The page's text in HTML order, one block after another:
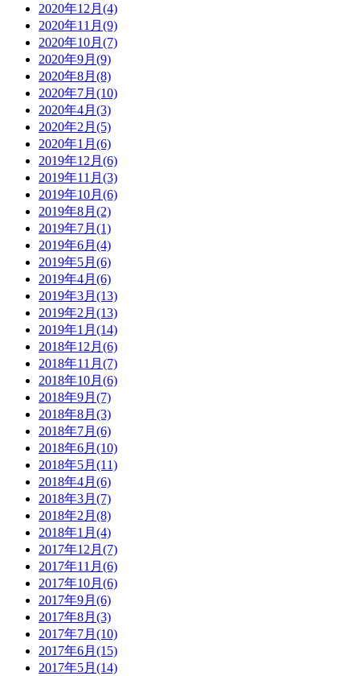
2020年12月(4)
2020年11月(9)
2020年10月(7)
2020年9月(9)
2020年8月(8)
2020年7月(10)
2020年4月(3)
2020年2月(5)
2020年1月(6)
2019年12月(6)
2019年11月(3)
2019年10月(6)
2019年8月(2)
2019年7月(1)
2019年6月(4)
2019年5月(6)
2019年4月(6)
2019年3月(13)
2019年2月(13)
2019年1月(14)
2018年12月(6)
2018年11月(7)
2018年10月(6)
2018年9月(7)
2018年8月(3)
2018年7月(6)
2018年6月(10)
2018年5月(11)
2018年4月(6)
2018年3月(7)
2018年2月(8)
2018年1月(4)
2017年12月(7)
2017年11月(6)
2017年10月(6)
2017年9月(6)
2017年8月(3)
2017年7月(10)
2017年6月(15)
2017年5月(14)